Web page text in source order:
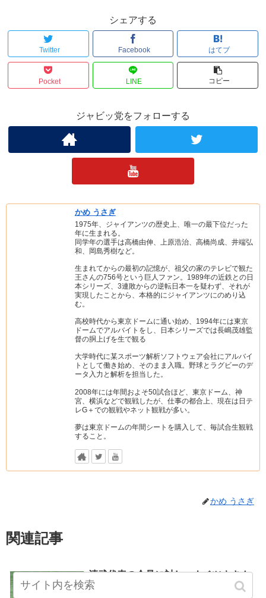
シェアする
Twitter Facebook はてブ
Pocket LINE コピー
ジャビッ党をフォローする
かめ うさぎ
1975年、ジャイアンツの歴史上、唯一の最下位だった
年に生まれる。
同学年の選手は高橋由伸、上原浩治、高橋尚成、井端弘
和、岡島秀樹など。
生まれてからの最初の記憶が、祖父の家のテレビで観た
王さんの756号という巨人ファン。1989年の近鉄との日
本シリーズ、3連敗からの逆転日本一を疑わず、それが
実現したことから、本格的にジャイアンツにのめり込
む。
高校時代から東京ドームに通い始め、1994年には東京
ドームでアルバイトをし、日本シリーズでは長嶋茂雄監
督の胴上げを生で観る
大学時代に某スポーツ解析ソフトウェア会社にアルバイ
トとして働き始め、そのまま入職。野球とラグビーのデ
ータ入力と解析を担当した。
2008年には年間およそ50試合ほど、東京ドーム、神
宮、横浜などで観戦したが、仕事の都合上、現在は日テ
レG＋での観戦やネット観戦が多い。
夢は東京ドームの年間シートを購入して、毎試合生観戦
すること。
かめ うさぎ
関連記事
清武代表の会見に対し、ナベツネさん
反論